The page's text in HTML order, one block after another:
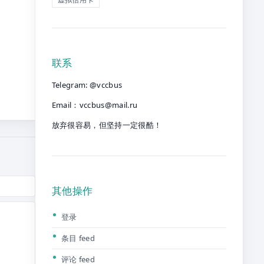
联系
Telegram: @vccbus
Email： vccbus@mail.ru
放弃很容易，但坚持一定很酷！
其他操作
登录
条目 feed
评论 feed